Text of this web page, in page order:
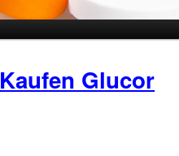
Kaufen Glucor